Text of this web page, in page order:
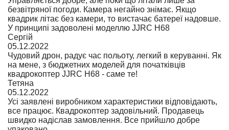
безвітряної погоди. Камера негайно знімає. Якщо
квадрик літає без камери, то вистачає батереї надовше.
У принципі задоволені моделлю JJRC H68
Сергій
05.12.2022
Чудовий дрон, радує час польоту, легкий в керуванні. Як
на мене, з бюджетних моделей для початківців
квадрокоптер JJRC H68 - саме те!
Тетяна
05.12.2022
Усі заявлені виробником характеристики відповідають,
все працює. Квадрокоптер задовільний. Продавець
швидко надіслав замовлення. Все прийшло добре